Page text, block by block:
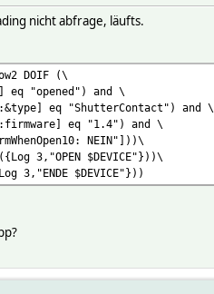
nicht abfrage, läufts.
DOIF (\
eq "opened") and \
eq "ShutterContact") and \
eq "1.4") and \
NEIN"]))\
3,"OPEN $DEVICE"}))\
3,"ENDE $DEVICE"}))